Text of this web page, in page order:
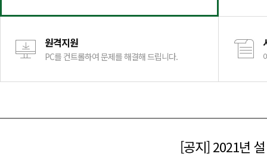
원격지원
PC를 컨트롤하여 문제를 해결해 드립니다.
[공지] 2021년